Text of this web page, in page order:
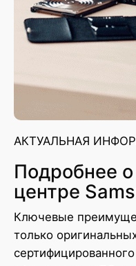
АКТУАЛЬНАЯ
Подробнее
центре
Ключевые
только